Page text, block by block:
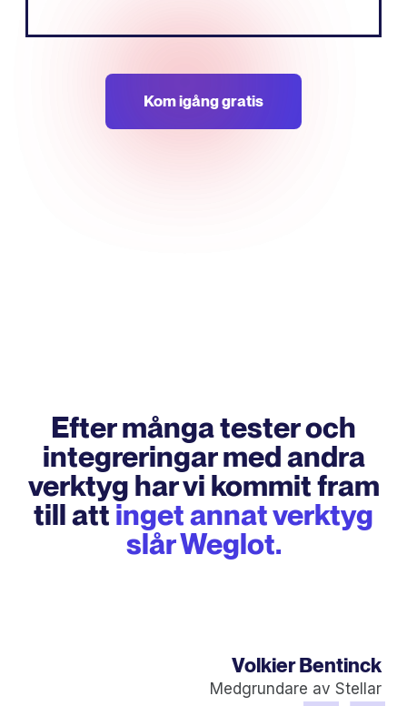
Kom igång gratis
Efter många tester och
integreringar med andra
verktyg har vi kommit fram
till att inget annat verktyg
slår Weglot.
Volkier Bentinck
Medgrundare av Stellar